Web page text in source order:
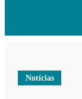
Notícias